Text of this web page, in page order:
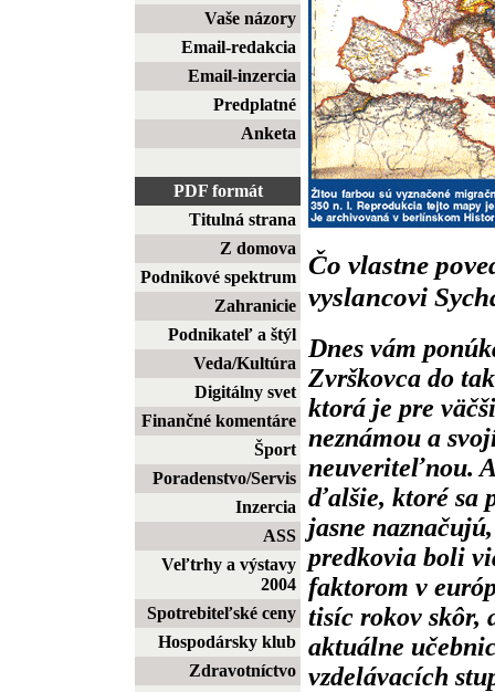
Vaše názory
Email-redakcia
Email-inzercia
Predplatné
Anketa
PDF formát
Titulná strana
Z domova
Podnikové spektrum
Zahranicie
Podnikateľ a štýl
Veda/Kultúra
Digitálny svet
Finančné komentáre
Šport
Poradenstvo/Servis
Inzercia
ASS
Veľtrhy a výstavy
2004
Spotrebiteľské ceny
Hospodársky klub
Zdravotníctvo
Čo vlastne
vyslancovi
Dnes vám
Zvrškovca do
ktorá je pre
neznámou a
neuveriteľnou.
ďalšie, ktoré sa
jasne
predkovia boli
faktorom v
tisíc rokov skôr,
aktuálne
vzdelávacích